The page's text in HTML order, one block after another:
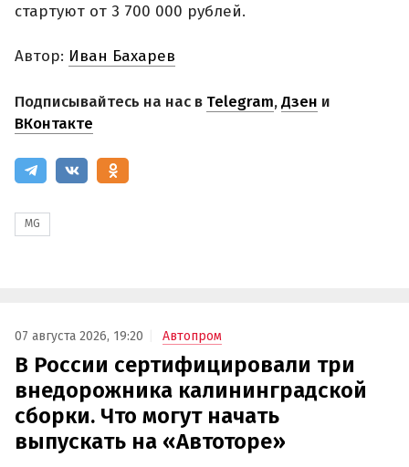
стартуют от 3 700 000 рублей.
Автор: Иван Бахарев
Подписывайтесь на нас в Telegram,Дзен и
ВКонтакте
MG
07 августа 2026, 19:20 Автопром
В России сертифицировали три
внедорожника калининградской
сборки. Что могут начать
выпускать на «Автоторе»